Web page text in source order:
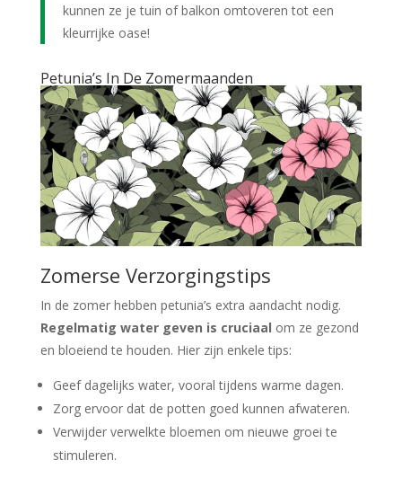
kunnen ze je tuin of balkon omtoveren tot een
kleurrijke oase!
Petunia’s In De Zomermaanden
Zomerse Verzorgingstips
In de zomer hebben petunia’s extra aandacht nodig.
Regelmatig water geven is cruciaal om ze gezond
en bloeiend te houden. Hier zijn enkele tips:
Geef dagelijks water, vooral tijdens warme dagen.
Zorg ervoor dat de potten goed kunnen afwateren.
Verwijder verwelkte bloemen om nieuwe groei te
stimuleren.